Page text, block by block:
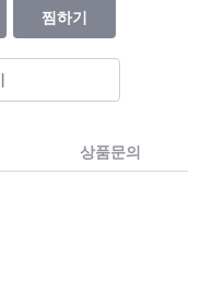
찜하기
상품문의